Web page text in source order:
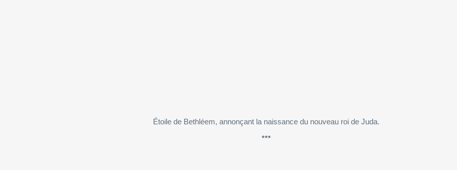
Étoile de Bethléem, annonçant la naissance du nouveau roi de Juda.
***